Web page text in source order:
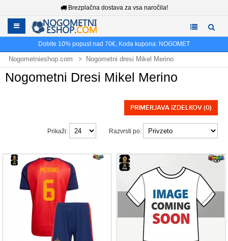
Brezplačna dostava za vsa naročila!
Dobite 10% popust nad 70€, Koda kupona: NOGOMET
Nogometnieshop.com Nogometni dresi Mikel Merino
Nogometni Dresi Mikel Merino
PRIMERJAVA IZDELKOV (0)
Razvrsti po:
Prikaži: